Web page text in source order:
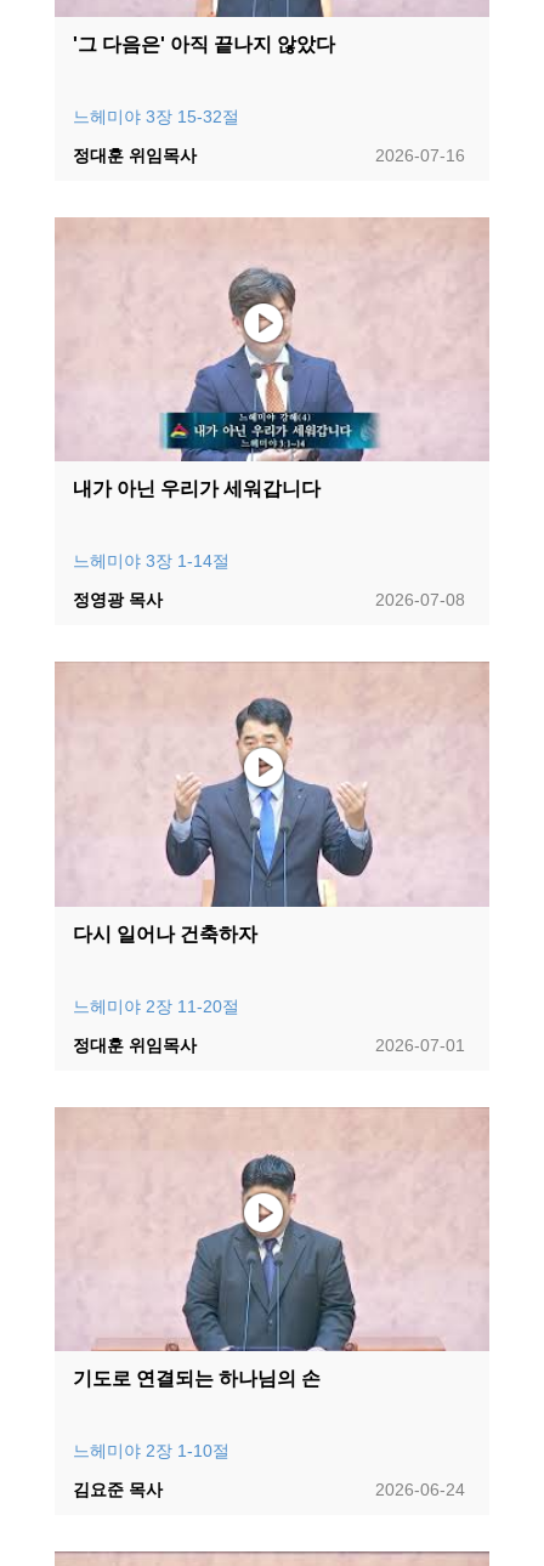
'그 다음은' 아직 끝나지 않았다
느헤미야 3장 15-32절
2026-07-16
정대훈 위임목사
내가 아닌 우리가 세워갑니다
느헤미야 3장 1-14절
2026-07-08
정영광 목사
다시 일어나 건축하자
느헤미야 2장 11-20절
2026-07-01
정대훈 위임목사
기도로 연결되는 하나님의 손
느헤미야 2장 1-10절
2026-06-24
김요준 목사